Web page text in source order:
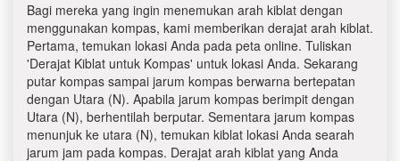
Bagi mereka yang ingin menemukan arah kiblat dengan
menggunakan kompas, kami memberikan derajat arah kiblat.
Pertama, temukan lokasi Anda pada peta online. Tuliskan
'Derajat Kiblat untuk Kompas' untuk lokasi Anda. Sekarang
putar kompas sampai jarum kompas berwarna bertepatan
dengan Utara (N). Apabila jarum kompas berimpit dengan
Utara (N), berhentilah berputar. Sementara jarum kompas
menunjuk ke utara (N), temukan kiblat lokasi Anda searah
jarum jam pada kompas. Derajat arah kiblat yang Anda